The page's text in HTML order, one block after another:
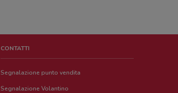
CONTATTI
Segnalazione punto vendita
Segnalazione Volantino